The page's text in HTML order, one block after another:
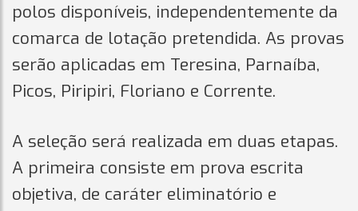
polos disponíveis, independentemente da
comarca de lotação pretendida. As provas
serão aplicadas em Teresina, Parnaíba,
Picos, Piripiri, Floriano e Corrente.
A seleção será realizada em duas etapas.
A primeira consiste em prova escrita
objetiva, de caráter eliminatório e